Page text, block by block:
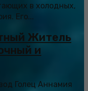
в холодных,
Его...
Житель
и
Голец Аннамия